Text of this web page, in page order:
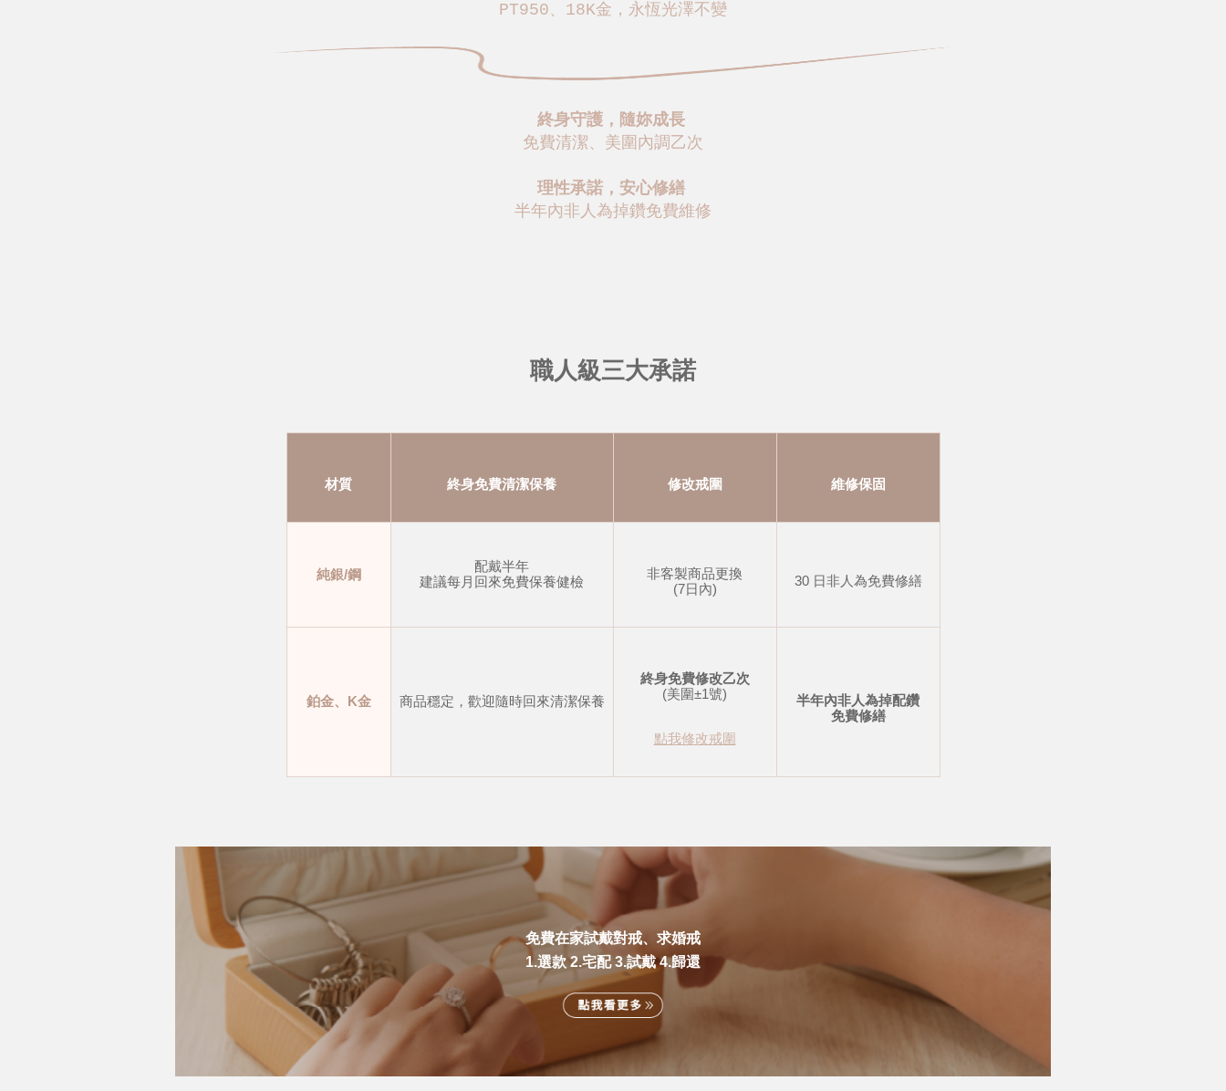
PT950、18K金，永恆光澤不變
終身守護，隨妳成長
免費清潔、美圍內調乙次
理性承諾，安心修繕
半年內非人為掉鑽免費維修
職人級三大承諾
材質 終身免費清潔保養 修改戒圍 維修保固
純銀/鋼
配戴半年
建議每月回來免費保養健檢
非客製商品更換
(7日內)
30 日非人為免費修繕
鉑金、K金 商品穩定，歡迎隨時回來清潔保養
終身免費修改乙次
(美圍±1號)
點我修改戒圍
半年內非人為掉配鑽
免費修繕
免費在家試戴對戒、求婚戒
1.選款 2.宅配 3.試戴 4.歸還